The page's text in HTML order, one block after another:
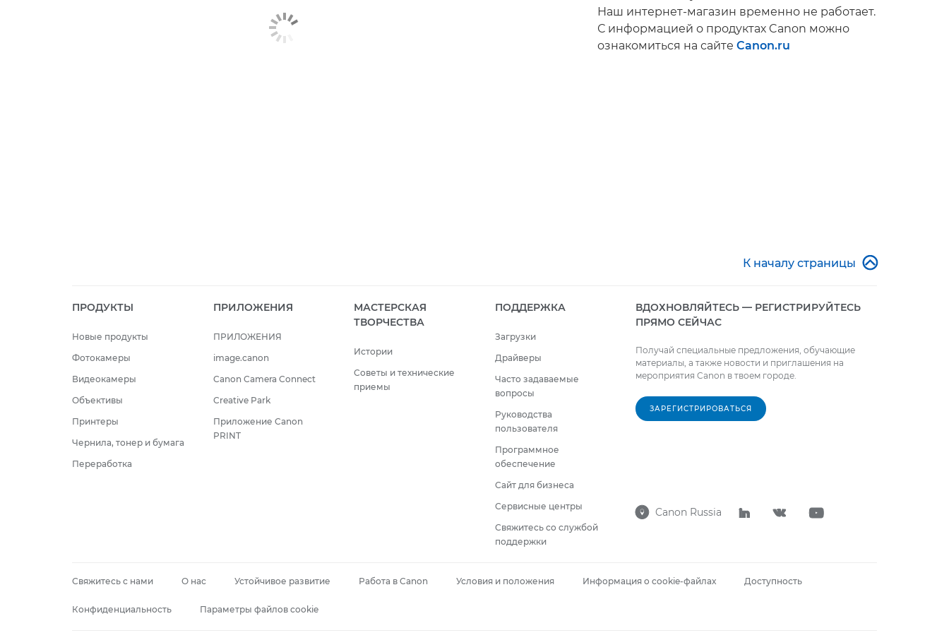
Наш интернет-магазин временно не работает.
С информацией о продуктах Canon можно
ознакомиться на сайтеCanon.ru
К началу страницы 
ПРОДУКТЫ
Новые продукты
Фотокамеры
Видеокамеры
Объективы
Принтеры
Чернила, тонер и бумага
Переработка
ПРИЛОЖЕНИЯ
ПРИЛОЖЕНИЯ
image.canon
Canon Camera Connect
Creative Park
Приложение Canon
PRINT
МАСТЕРСКАЯ
ТВОРЧЕСТВА
Истории
Советы и технические
приемы
ПОДДЕРЖКА
Загрузки
Драйверы
Часто задаваемые
вопросы
Руководства
пользователя
Программное
обеспечение
Сайт для бизнеса
Сервисные центры
Свяжитесь со службой
поддержки
ВДОХНОВЛЯЙТЕСЬ — РЕГИСТРИРУЙТЕСЬ
ПРЯМО СЕЙЧАС
Получай специальные предложения, обучающие
материалы, а также новости и приглашения на
мероприятия Canon в твоем городе.
ЗАРЕГИСТРИРОВАТЬСЯ
 Canon Russia   
Свяжитесь с нами О нас Устойчивое развитие Работа в Canon Условия и положения Информация о cookie-файлах Доступность
Конфиденциальность Параметры файлов cookie